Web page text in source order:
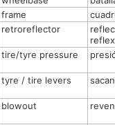
frame
retroreflector
tire/tyre pressure
tyre / tire levers
blowout